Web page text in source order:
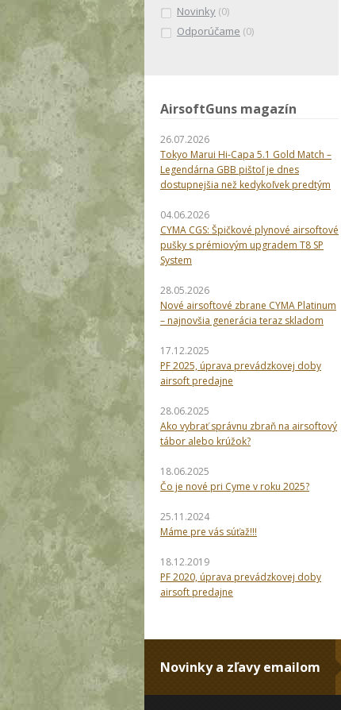
Novinky (0)
Odporúčame (0)
AirsoftGuns magazín
26.07.2026
Tokyo Marui Hi-Capa 5.1 Gold Match –
Legendárna GBB pištoľ je dnes
dostupnejšia než kedykoľvek predtým
04.06.2026
CYMA CGS: Špičkové plynové airsoftové
pušky s prémiovým upgradem T8 SP
System
28.05.2026
Nové airsoftové zbrane CYMA Platinum
– najnovšia generácia teraz skladom
17.12.2025
PF 2025, úprava prevádzkovej doby
airsoft predajne
28.06.2025
Ako vybrať správnu zbraň na airsoftový
tábor alebo krúžok?
18.06.2025
Čo je nové pri Cyme v roku 2025?
25.11.2024
Máme pre vás súťaž!!!
18.12.2019
PF 2020, úprava prevádzkovej doby
airsoft predajne
Novinky a zľavy emailom